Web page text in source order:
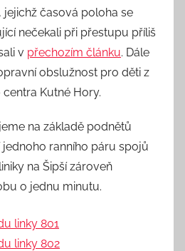
jejichž časová poloha se
nečekali při přestupu příliš
v přechozím článku. Dále
obslužnost pro děti z
Kutné Hory.
na základě podnětů
ranního páru spojů
na Šipší zároveň
o jednu minutu.
linky 801
linky 802